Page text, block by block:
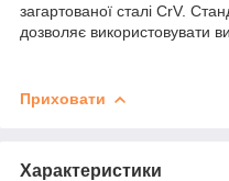
загартованої сталі CrV.
дозволяє використовувати
Приховати
Характеристики